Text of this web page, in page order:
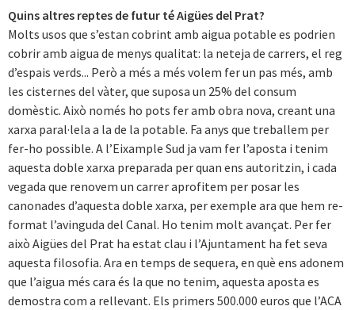
Quins altres reptes de futur té Aigües del Prat?
Molts usos que s’estan cobrint amb aigua potable es podrien
cobrir amb aigua de menys qualitat: la neteja de carrers, el reg
d’espais verds... Però a més a més volem fer un pas més, amb
les cisternes del vàter, que suposa un 25% del consum
domèstic. Això només ho pots fer amb obra nova, creant una
xarxa paral·lela a la de la potable. Fa anys que treballem per
fer-ho possible. A l’Eixample Sud ja vam fer l’aposta i tenim
aquesta doble xarxa preparada per quan ens autoritzin, i cada
vegada que renovem un carrer aprofitem per posar les
canonades d’aquesta doble xarxa, per exemple ara que hem re-
format l’avinguda del Canal. Ho tenim molt avançat. Per fer
això Aigües del Prat ha estat clau i l’Ajuntament ha fet seva
aquesta filosofia. Ara en temps de sequera, en què ens adonem
que l’aigua més cara és la que no tenim, aquesta aposta es
demostra com a rellevant. Els primers 500.000 euros que l’ACA